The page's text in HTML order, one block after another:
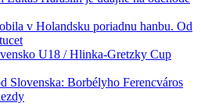
v Holandsku poriadnu hanbu. Od
U18 / Hlinka-Gretzky Cup
Slovenska: Borbélyho Ferencváros